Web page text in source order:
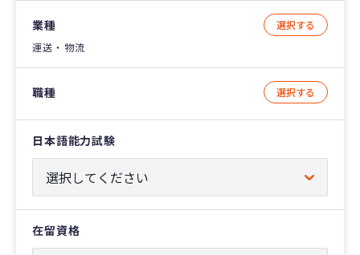
業種
選択する
運送・物流
職種 選択する
日本語能力試験
在留資格